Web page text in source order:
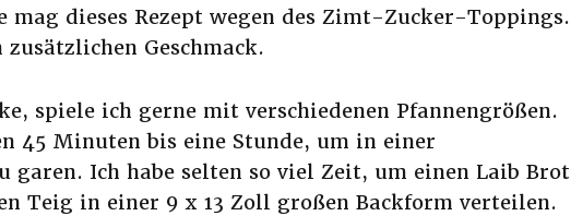
dieses Rezept wegen des Zimt-Zucker-Toppings.
Geschmack.
spiele ich gerne mit verschiedenen Pfannengrößen.
45 Minuten bis eine Stunde, um in einer
Ich habe selten so viel Zeit, um einen Laib Brot
Teig in einer 9 x 13 Zoll großen Backform verteilen.